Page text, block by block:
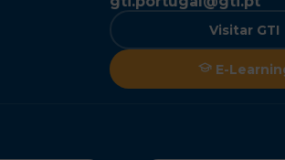
Visitar GTI
E-